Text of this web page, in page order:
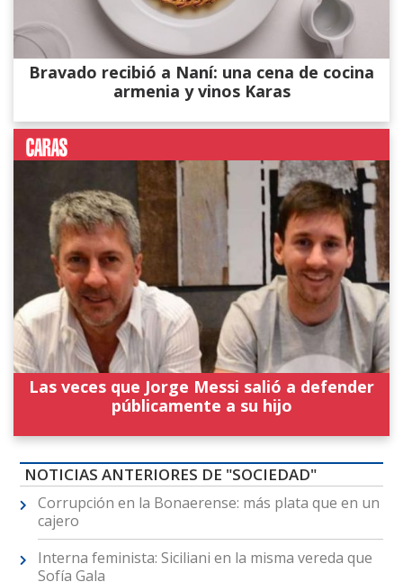
Bravado recibió a Naní: una cena de cocina
armenia y vinos Karas
Las veces que Jorge Messi salió a defender
públicamente a su hijo
NOTICIAS ANTERIORES DE "SOCIEDAD"
Corrupción en la Bonaerense: más plata que en un
cajero
Interna feminista: Siciliani en la misma vereda que
Sofía Gala